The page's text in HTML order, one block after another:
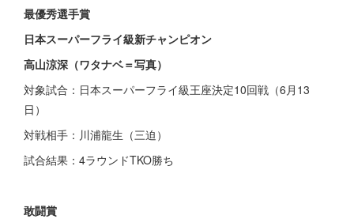
最優秀選手賞
日本スーパーフライ級新チャンピオン
高山涼深（ワタナベ＝写真）
対象試合：日本スーパーフライ級王座決定10回戦（6月13
日）
対戦相手：川浦龍生（三迫）
試合結果：4ラウンドTKO勝ち
敢闘賞